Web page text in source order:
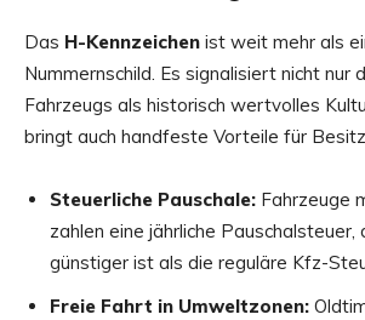
Das H-Kennzeichen ist weit mehr als
Nummernschild. Es signalisiert nicht nur
Fahrzeugs als historisch wertvolles
bringt auch handfeste Vorteile für
Steuerliche Pauschale: Fahrzeuge
zahlen eine jährliche Pauschalsteuer,
günstiger ist als die reguläre Kfz-
Freie Fahrt in Umweltzonen: